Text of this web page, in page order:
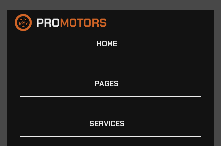
HOME
PAGES
SERVICES